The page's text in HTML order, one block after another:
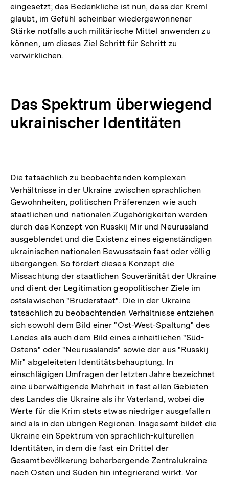
eingesetzt; das Bedenkliche ist nun, dass der Kreml
glaubt, im Gefühl scheinbar wiedergewonnener
Stärke notfalls auch militärische Mittel anwenden zu
können, um dieses Ziel Schritt für Schritt zu
verwirklichen.
Das Spektrum überwiegend
ukrainischer Identitäten
Die tatsächlich zu beobachtenden komplexen
Verhältnisse in der Ukraine zwischen sprachlichen
Gewohnheiten, politischen Präferenzen wie auch
staatlichen und nationalen Zugehörigkeiten werden
durch das Konzept von Russkij Mir und Neurussland
ausgeblendet und die Existenz eines eigenständigen
ukrainischen nationalen Bewusstsein fast oder völlig
übergangen. So fördert dieses Konzept die
Missachtung der staatlichen Souveränität der Ukraine
und dient der Legitimation geopolitischer Ziele im
ostslawischen "Bruderstaat". Die in der Ukraine
tatsächlich zu beobachtenden Verhältnisse entziehen
sich sowohl dem Bild einer "Ost-West-Spaltung" des
Landes als auch dem Bild eines einheitlichen "Süd-
Ostens" oder "Neurusslands" sowie der aus "Russkij
Mir" abgeleiteten Identitätsbehauptung. In
einschlägigen Umfragen der letzten Jahre bezeichnet
eine überwältigende Mehrheit in fast allen Gebieten
des Landes die Ukraine als ihr Vaterland, wobei die
Werte für die Krim stets etwas niedriger ausgefallen
sind als in den übrigen Regionen. Insgesamt bildet die
Ukraine ein Spektrum von sprachlich-kulturellen
Identitäten, in dem die fast ein Drittel der
Gesamtbevölkerung beherbergende Zentralukraine
nach Osten und Süden hin integrierend wirkt. Vor